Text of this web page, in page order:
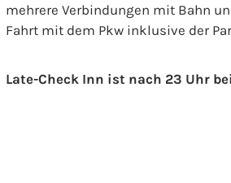
mehrere Verbindungen mit Bahn
Fahrt mit dem Pkw inklusive der
Late-Check Inn ist nach 23 Uhr